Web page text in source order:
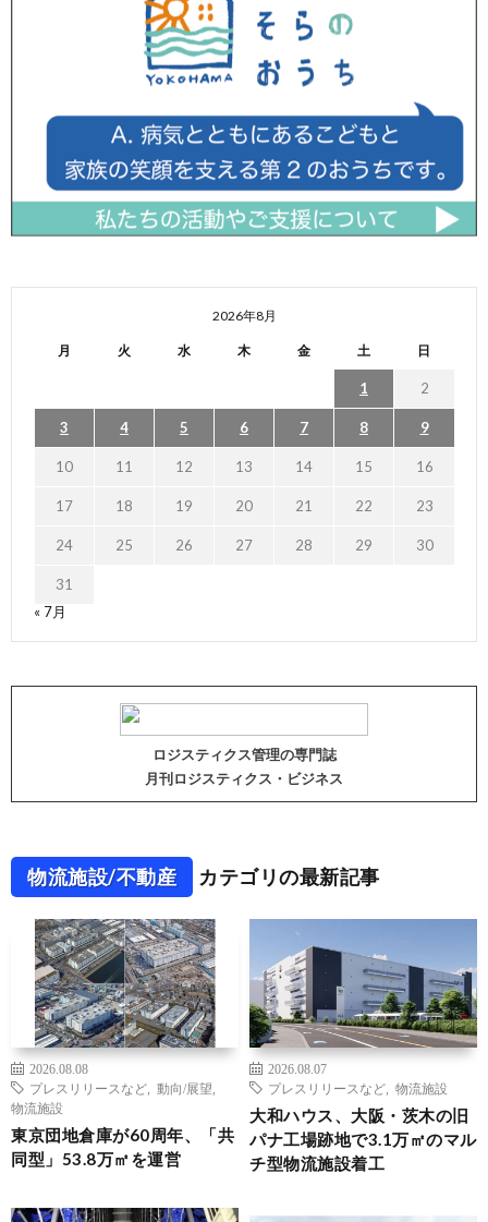
2026年8月
月 火 水 木 金 土 日
1 2
3 4 5 6 7 8 9
10 11 12 13 14 15 16
17 18 19 20 21 22 23
24 25 26 27 28 29 30
31
« 7月
ロジスティクス管理の専門誌
月刊ロジスティクス・ビジネス
物流施設/不動産 カテゴリの最新記事
2026.08.08
プレスリリースなど
動向/展望
物流施設
東京団地倉庫が60周年、「共
同型」53.8万㎡を運営
2026.08.07
プレスリリースなど
物流施設
大和ハウス、大阪・茨木の旧
パナ工場跡地で3.1万㎡のマル
チ型物流施設着工